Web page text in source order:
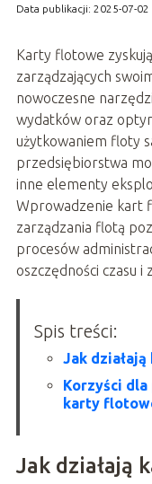
Data publikacji: 2025-07-02
Karty flotowe
zarządzających
nowoczesne
wydatków oraz
użytkowaniem floty
przedsiębiorstwa
inne elementy
Wprowadzenie kart
zarządzania flotą
procesów
oszczędności czasu i
Spis treści:
Jak
Korzyści
karty
Jak działają